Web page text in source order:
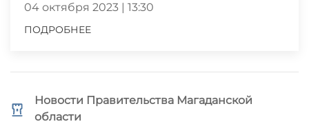
04 октября 2023 | 13:30
ПОДРОБНЕЕ
Новости Правительства Магаданской
области